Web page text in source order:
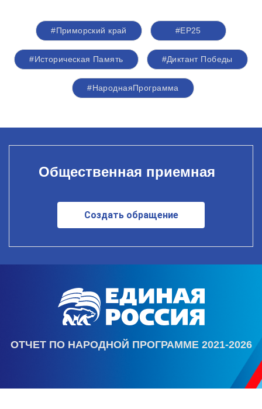
#Приморский край #ЕР25
#Историческая Память #Диктант Победы
#НароднаяПрограмма
Общественная приемная
Создать обращение
ОТЧЕТ ПО НАРОДНОЙ ПРОГРАММЕ 2021-2026